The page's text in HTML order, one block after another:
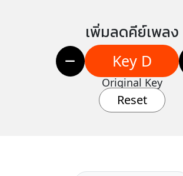
เพิ่มลดคีย์เพลง
Key D
Original Key
Reset